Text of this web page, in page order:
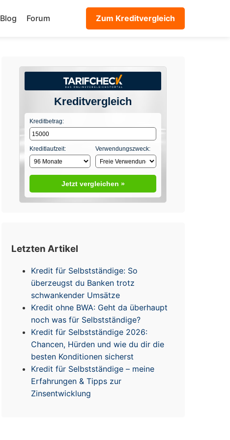
Blog Forum Zum Kreditvergleich
Kreditvergleich
Kreditbetrag:
Kreditlaufzeit: Verwendungszweck:
Jetzt vergleichen »
Letzten Artikel
Kredit für Selbstständige: So
überzeugst du Banken trotz
schwankender Umsätze
Kredit ohne BWA: Geht da überhaupt
noch was für Selbstständige?
Kredit für Selbstständige 2026:
Chancen, Hürden und wie du dir die
besten Konditionen sicherst
Kredit für Selbstständige – meine
Erfahrungen & Tipps zur
Zinsentwicklung